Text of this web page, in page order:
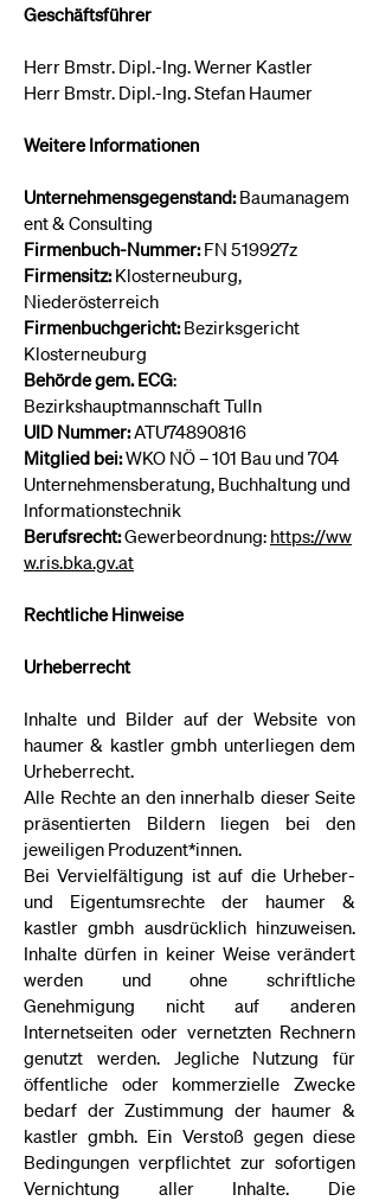
Geschäftsführer
Herr Bmstr. Dipl.-Ing. Werner Kastler
Herr Bmstr. Dipl.-Ing. Stefan Haumer
Weitere Informationen
Unternehmensgegenstand:Baumanagem
ent & Consulting
Firmenbuch-Nummer:FN 519927z
Firmensitz:Klosterneuburg,
Niederösterreich
Firmenbuchgericht:Bezirksgericht
Klosterneuburg
Behörde gem. ECG:
Bezirkshauptmannschaft Tulln
UID Nummer:ATU74890816
Mitglied bei:WKO NÖ – 101 Bau und 704
Unternehmensberatung, Buchhaltung und
Informationstechnik
Berufsrecht:Gewerbeordnung: https://ww
w.ris.bka.gv.at
Rechtliche Hinweise
Urheberrecht
Inhalte und Bilder auf der Website von
haumer & kastler gmbh unterliegen dem
Urheberrecht.
Alle Rechte an den innerhalb dieser Seite
präsentierten Bildern liegen bei den
jeweiligen Produzent*innen.
Bei Vervielfältigung ist auf die Urheber-
und Eigentumsrechte der haumer &
kastler gmbh ausdrücklich hinzuweisen.
Inhalte dürfen in keiner Weise verändert
werden und ohne schriftliche
Genehmigung nicht auf anderen
Internetseiten oder vernetzten Rechnern
genutzt werden. Jegliche Nutzung für
öffentliche oder kommerzielle Zwecke
bedarf der Zustimmung der haumer &
kastler gmbh. Ein Verstoß gegen diese
Bedingungen verpflichtet zur sofortigen
Vernichtung aller Inhalte. Die